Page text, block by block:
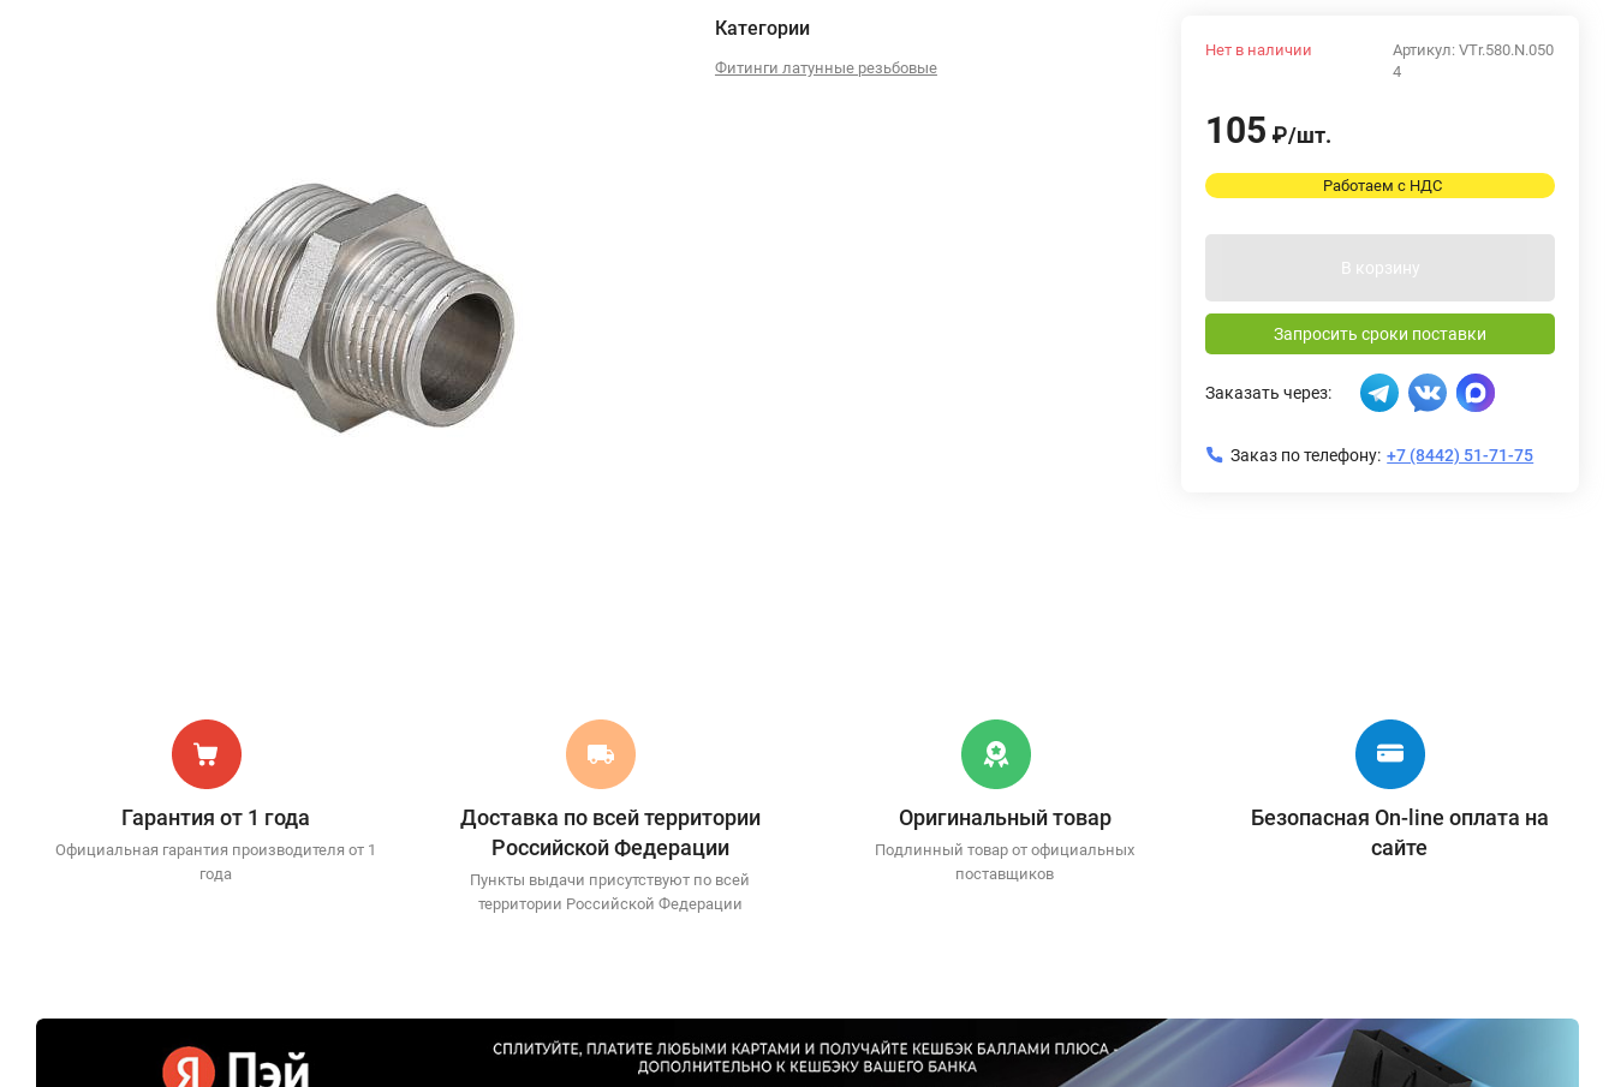
Категории
Фитинги латунные резьбовые
Артикул: VTr.580.N.050
4
Нет в наличии
105 ₽/шт.
Работаем с НДС
В корзину
Запросить сроки поставки
Заказать через:
Заказ по телефону: +7 (8442) 51-71-75
Гарантия от 1 года
Официальная гарантия производителя от 1
года
Доставка по всей территории
Российской Федерации
Пункты выдачи присутствуют по всей
территории Российской Федерации
Оригинальный товар
Подлинный товар от официальных
поставщиков
Безопасная On-line оплата на
сайте